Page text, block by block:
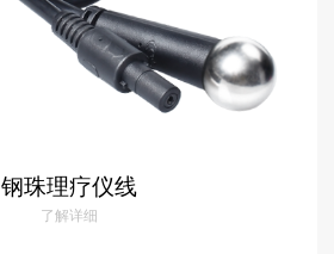
钢珠理疗仪线
了解详细